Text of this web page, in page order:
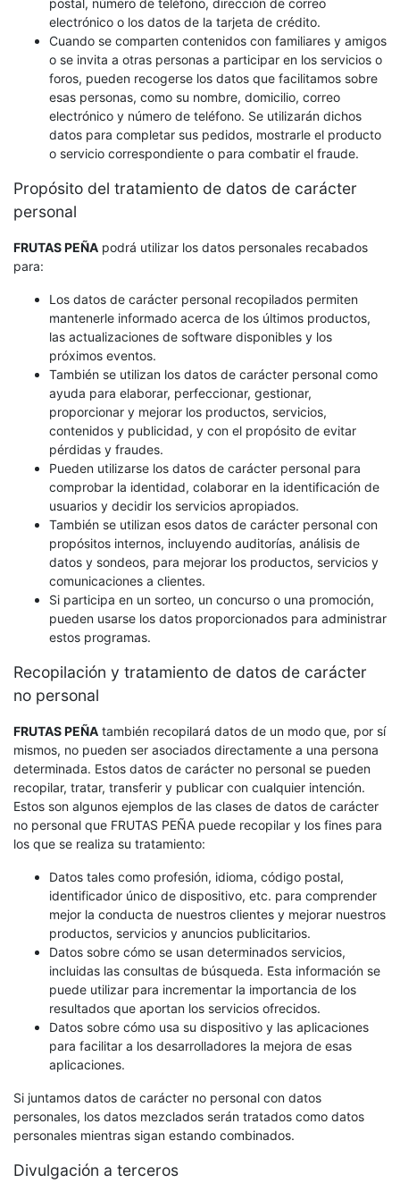
postal, número de teléfono, dirección de correo
electrónico o los datos de la tarjeta de crédito.
Cuando se comparten contenidos con familiares y amigos
o se invita a otras personas a participar en los servicios o
foros, pueden recogerse los datos que facilitamos sobre
esas personas, como su nombre, domicilio, correo
electrónico y número de teléfono. Se utilizarán dichos
datos para completar sus pedidos, mostrarle el producto
o servicio correspondiente o para combatir el fraude.
Propósito del tratamiento de datos de carácter
personal
FRUTAS PEÑA podrá utilizar los datos personales recabados
para:
Los datos de carácter personal recopilados permiten
mantenerle informado acerca de los últimos productos,
las actualizaciones de software disponibles y los
próximos eventos.
También se utilizan los datos de carácter personal como
ayuda para elaborar, perfeccionar, gestionar,
proporcionar y mejorar los productos, servicios,
contenidos y publicidad, y con el propósito de evitar
pérdidas y fraudes.
Pueden utilizarse los datos de carácter personal para
comprobar la identidad, colaborar en la identificación de
usuarios y decidir los servicios apropiados.
También se utilizan esos datos de carácter personal con
propósitos internos, incluyendo auditorías, análisis de
datos y sondeos, para mejorar los productos, servicios y
comunicaciones a clientes.
Si participa en un sorteo, un concurso o una promoción,
pueden usarse los datos proporcionados para administrar
estos programas.
Recopilación y tratamiento de datos de carácter
no personal
FRUTAS PEÑA también recopilará datos de un modo que, por sí
mismos, no pueden ser asociados directamente a una persona
determinada. Estos datos de carácter no personal se pueden
recopilar, tratar, transferir y publicar con cualquier intención.
Estos son algunos ejemplos de las clases de datos de carácter
no personal que FRUTAS PEÑA puede recopilar y los fines para
los que se realiza su tratamiento:
Datos tales como profesión, idioma, código postal,
identificador único de dispositivo, etc. para comprender
mejor la conducta de nuestros clientes y mejorar nuestros
productos, servicios y anuncios publicitarios.
Datos sobre cómo se usan determinados servicios,
incluidas las consultas de búsqueda. Esta información se
puede utilizar para incrementar la importancia de los
resultados que aportan los servicios ofrecidos.
Datos sobre cómo usa su dispositivo y las aplicaciones
para facilitar a los desarrolladores la mejora de esas
aplicaciones.
Si juntamos datos de carácter no personal con datos
personales, los datos mezclados serán tratados como datos
personales mientras sigan estando combinados.
Divulgación a terceros